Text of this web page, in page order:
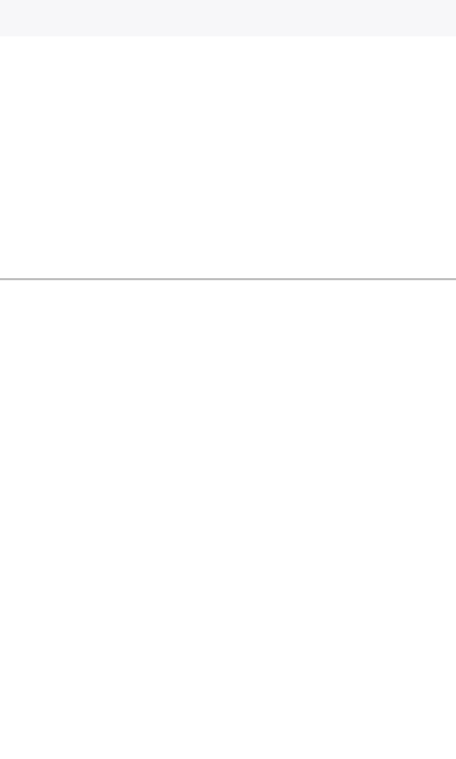
น้าแรก Google Ai
หมาะกับพ่อค้าแม่ค้า)
นติดหน้าแรก Google AI ชัวร์ 🎯 … ให้เราจัดการให้! ด้วย